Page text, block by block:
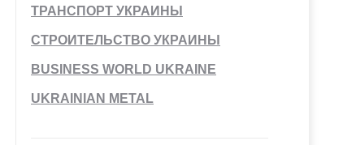
ТРАНСПОРТ УКРАИНЫ
СТРОИТЕЛЬСТВО УКРАИНЫ
BUSINESS WORLD UKRAINE
UKRAINIAN METAL